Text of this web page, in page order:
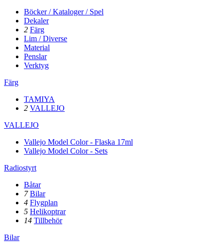
Böcker / Kataloger / Spel
Dekaler
2 Färg
Lim / Diverse
Material
Penslar
Verktyg
Färg
TAMIYA
2 VALLEJO
VALLEJO
Vallejo Model Color - Flaska 17ml
Vallejo Model Color - Sets
Radiostyrt
Båtar
7 Bilar
4 Flygplan
5 Helikoptrar
14 Tillbehör
Bilar